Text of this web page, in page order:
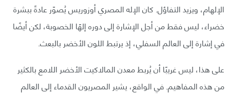
الإلهام، ويزيد التفاؤل. كان الإله المصري أوزوريس يُصوّر عادةً ببشرة
خضراء، ليس فقط من أجل الإشارة إلى دوره إلهًا الخصوبة، لكن أيضًا
في إشارة إلى العالم السفلي، إذ يرتبط اللون الأخضر بالبعث.
على هذا، ليس غريبًا أن يُربط معدن المالاكيت الأخضر اللامع بالكثير
من هذه المفاهيم. في الواقع، يشير المصريون القدماء إلى العالم